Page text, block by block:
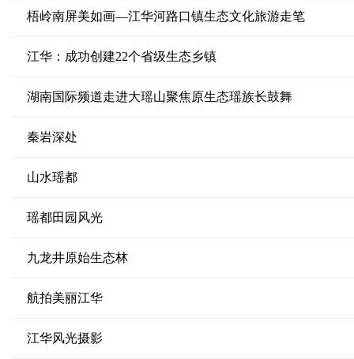
梧岭南屏美如画—江华河路口镇生态文化旅游走笔
江华：成功创建22个省级生态乡镇
湖南国际频道走进大瑶山聚焦原生态瑶族长鼓舞
秦岩深处
山水瑶都
瑶都田园风光
九龙井原始生态林
航拍美丽江华
江华风光摄影